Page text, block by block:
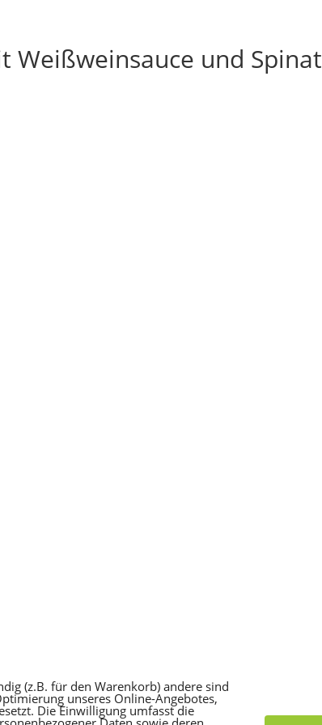
und Spinat
(z.B. für den Warenkorb) andere sind
unseres Online-Angebotes,
Die Einwilligung umfasst die